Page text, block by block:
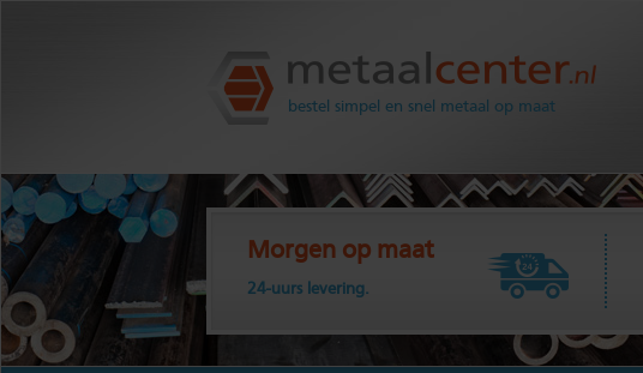
Metaalcenter.nl
bestel simpel en snel metaal op maat
Morgen op maat
24-uurs levering.